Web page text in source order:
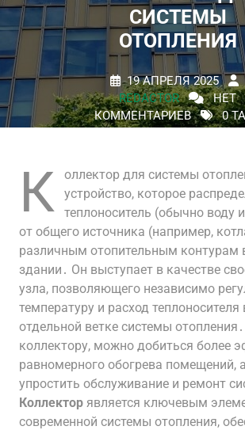
СИСТЕМЫ
ОТОПЛЕНИЯ
19 АПРЕЛЯ 2025
REDACTOR
НЕТ
КОММЕНТАРИЕВ
0
К
оллектор для системы
устройство, которое
теплоноситель (обычно воду
от общего источника (например,
различным отопительным контурам
здании․ Он выступает в качестве
узла, позволяющего независимо
температуру и расход
отдельной ветке системы
коллектору, можно добиться более
равномерного обогрева помещений,
упростить обслуживание и ремонт
Коллектор является ключевым
современной системы отопления,